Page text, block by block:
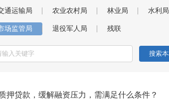
通运输局 农业农村局 林业局 水利局
场监管局 退役军人局 残联
押贷款，缓解融资压力，需满足什么条件？